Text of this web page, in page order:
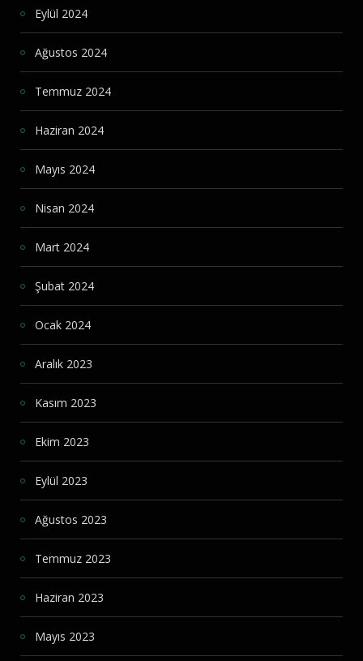
Eylül 2024
Ağustos 2024
Temmuz 2024
Haziran 2024
Mayıs 2024
Nisan 2024
Mart 2024
Şubat 2024
Ocak 2024
Aralık 2023
Kasım 2023
Ekim 2023
Eylül 2023
Ağustos 2023
Temmuz 2023
Haziran 2023
Mayıs 2023